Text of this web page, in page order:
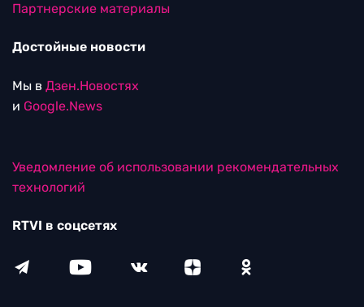
Партнерские материалы
Достойные новости
Мы в Дзен.Новостях
и Google.News
Уведомление об использовании рекомендательных
технологий
RTVI в соцсетях